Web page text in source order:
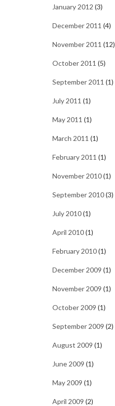
January 2012 (3)
December 2011 (4)
November 2011 (12)
October 2011 (5)
September 2011 (1)
July 2011 (1)
May 2011 (1)
March 2011 (1)
February 2011 (1)
November 2010(1)
September 2010(3)
July 2010(1)
April 2010(1)
February 2010(1)
December 2009 (1)
November 2009 (1)
October 2009 (1)
September 2009 (2)
August 2009 (1)
June 2009 (1)
May 2009 (1)
April 2009 (2)